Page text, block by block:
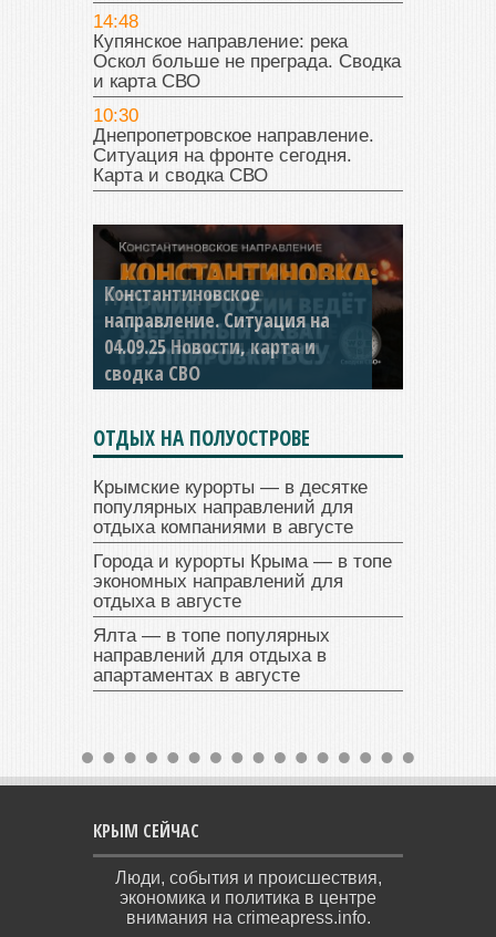
14:48
Купянское направление: река
Оскол больше не преграда. Сводка
и карта СВО
10:30
Днепропетровское направление.
Ситуация на фронте сегодня.
Карта и сводка СВО
Константиновское
направление. Ситуация на
04.09.25 Новости, карта и
сводка СВО
ОТДЫХ НА ПОЛУОСТРОВЕ
Крымские курорты — в десятке
популярных направлений для
отдыха компаниями в августе
Города и курорты Крыма — в топе
экономных направлений для
отдыха в августе
Ялта — в топе популярных
направлений для отдыха в
апартаментах в августе
КРЫМ СЕЙЧАС
Люди, события и происшествия,
экономика и политика в центре
внимания на crimeapress.info.